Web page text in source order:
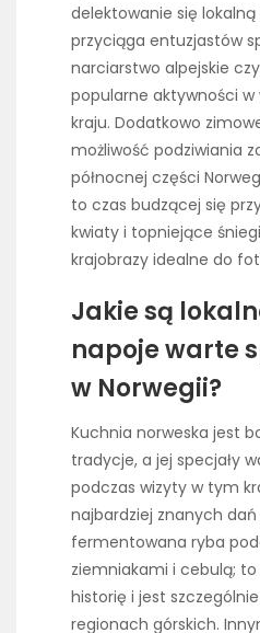
delektowanie się
przyciąga entuzjastów
narciarstwo alpejskie
popularne aktywności
kraju. Dodatkowo
możliwość podziwiania
północnej części
to czas budzącej się
kwiaty i topniejące
krajobrazy idealne do
Jakie są
napoje warte
w Norwegii?
Kuchnia norweska jest
tradycje, a jej specjały
podczas wizyty w tym
najbardziej znanych
fermentowana ryba
ziemniakami i cebulą;
historię i jest
regionach górskich.